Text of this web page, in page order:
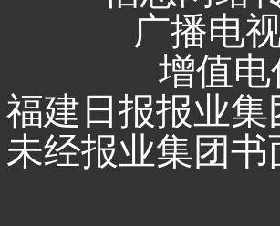
广播电
增值电
福建日报报业
未经报业集团